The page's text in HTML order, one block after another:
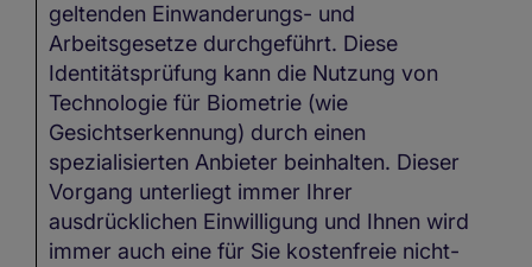
geltenden Einwanderungs- und
Arbeitsgesetze durchgeführt. Diese
Identitätsprüfung kann die Nutzung von
Technologie für Biometrie (wie
Gesichtserkennung) durch einen
spezialisierten Anbieter beinhalten. Dieser
Vorgang unterliegt immer Ihrer
ausdrücklichen Einwilligung und Ihnen wird
immer auch eine für Sie kostenfreie nicht-